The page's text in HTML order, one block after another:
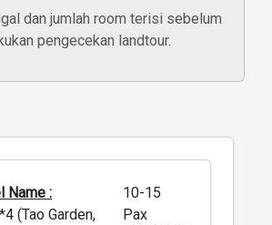
dan jumlah room terisi sebelum
pengecekan landtour.
Name :
*4 (Tao Garden,
10-15
Pax